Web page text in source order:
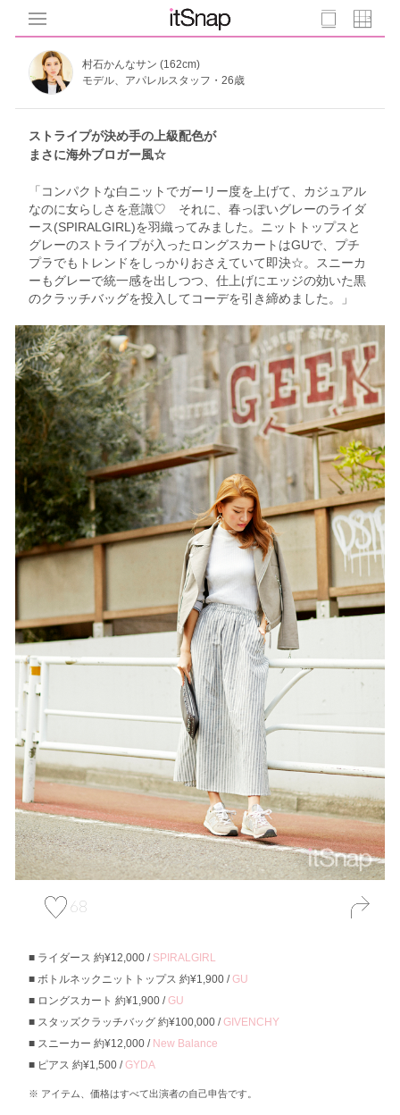
村石かんなサン (162cm)
モデル、アパレルスタッフ・26歳
ストライプが決め手の上級配色が
まさに海外ブロガー風☆
「コンパクトな白ニットでガーリー度を上げて、カジュアル
なのに女らしさを意識♡ それに、春っぽいグレーのライダ
ース(SPIRALGIRL)を羽織ってみました。ニットトップスと
グレーのストライプが入ったロングスカートはGUで、プチ
プラでもトレンドをしっかりおさえていて即決☆。スニーカ
ーもグレーで統一感を出しつつ、仕上げにエッジの効いた黒
のクラッチバッグを投入してコーデを引き締めました。」
68
ライダース 約¥12,000 / SPIRALGIRL
ボトルネックニットトップス 約¥1,900 /GU
ロングスカート 約¥1,900 /GU
スタッズクラッチバッグ 約¥100,000 /GIVENCHY
スニーカー 約¥12,000 / New Balance
ピアス 約¥1,500 /GYDA
アイテム、価格はすべて出演者の自己申告です。